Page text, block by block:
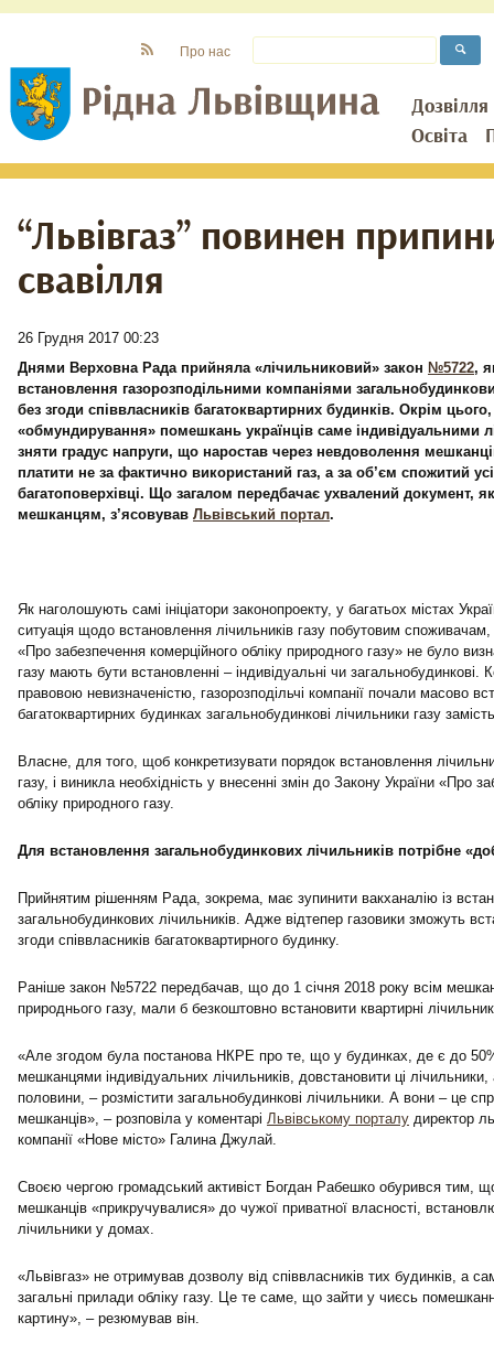
Дозвілля
Освіта
Про нас
“Львівгаз” повинен
свавілля
26 Грудня 2017 00:23
Днями Верховна Рада прийняла «лічильниковий» закон №5722,
встановлення газорозподільними компаніями
без згоди співвласників багатоквартирних будинків. Окрім
«обмундирування» помешкань українців саме індивідуальними
зняти градус напруги, що наростав через невдоволення
платити не за фактично використаний газ, а за об’єм спожитий
багатоповерхівці. Що загалом передбачає ухвалений документ,
мешканцям, з’ясовував Львівський портал.
Як наголошують самі ініціатори законопроекту, у багатьох містах
ситуація щодо встановлення лічильників газу побутовим споживачам,
«Про забезпечення комерційного обліку природного газу» не було
газу мають бути встановленні – індивідуальні чи загальнобудинкові.
правовою невизначеністю, газорозподільчі компанії почали масово
багатоквартирних будинках загальнобудинкові лічильники газу
Власне, для того, щоб конкретизувати порядок встановлення
газу, і виникла необхідність у внесенні змін до Закону України «Про
обліку природного газу.
Для встановлення загальнобудинкових лічильників потрібне
Прийнятим рішенням Рада, зокрема, має зупинити вакханалію із
загальнобудинкових лічильників. Адже відтепер газовики зможуть
згоди співвласників багатоквартирного будинку.
Раніше закон №5722 передбачав, що до 1 січня 2018 року всім
природнього газу, мали б безкоштовно встановити квартирні
«Але згодом була постанова НКРЕ про те, що у будинках, де є до
мешканцями індивідуальних лічильників, довстановити ці
половини, – розмістити загальнобудинкові лічильники. А вони – це
мешканців», – розповіла у коментарі Львівському порталу директор
компанії «Нове місто» Галина Джулай.
Своєю чергою громадський активіст Богдан Рабешко обурився тим,
мешканців «прикручувалися» до чужої приватної власності,
лічильники у домах.
«Львівгаз» не отримував дозволу від співвласників тих будинків, а
загальні прилади обліку газу. Це те саме, що зайти у чиєсь
картину», – резюмував він.